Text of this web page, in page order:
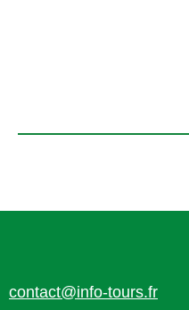
contact@info-tours.fr